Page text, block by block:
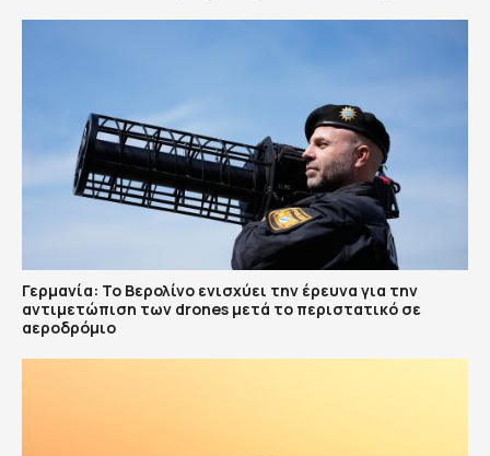
Γερμανία: Το Βερολίνο ενισχύει την έρευνα για την
αντιμετώπιση των drones μετά το περιστατικό σε
αεροδρόμιο